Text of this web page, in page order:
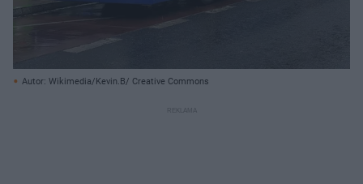
Autor: Wikimedia/Kevin.B/ Creative Commons